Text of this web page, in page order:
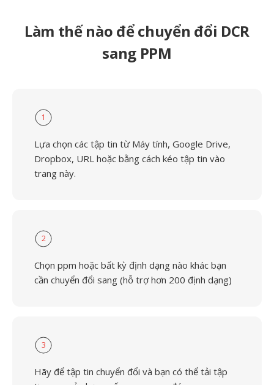
Làm thế nào để chuyển đổi DCR
sang PPM
1
Lựa chọn các tập tin từ Máy tính, Google Drive,
Dropbox, URL hoặc bằng cách kéo tập tin vào
trang này.
2
Chọn ppm hoặc bất kỳ định dạng nào khác bạn
cần chuyển đổi sang (hỗ trợ hơn 200 định dạng)
3
Hãy để tập tin chuyển đổi và bạn có thể tải tập